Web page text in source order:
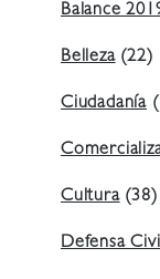
Balance
Belleza(22)
Ciudadanía
Cultura(38)
Defensa